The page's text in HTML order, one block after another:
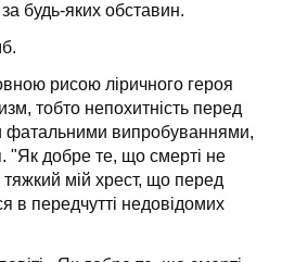
будь-яких обставин.
рисою ліричного героя
тобто непохитність перед
фаталь­ними випробуваннями,
"Як добре те, що смерті не
мій хрест, що перед
в перед­чутті недовідомих